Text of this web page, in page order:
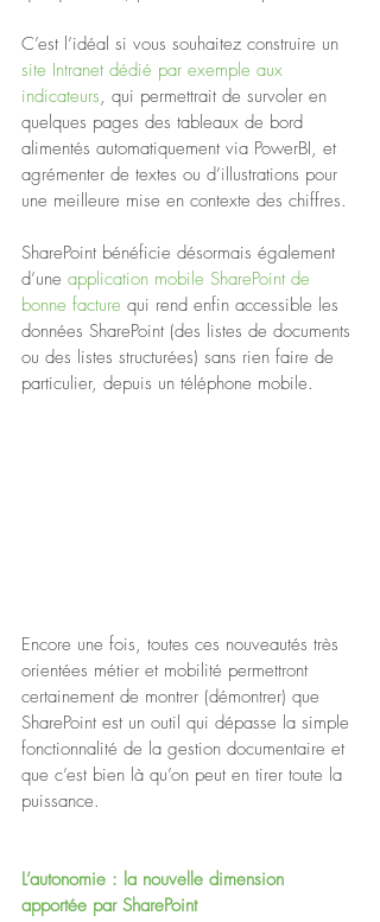
C’est l’idéal si vous souhaitez construire un
site Intranet dédié par exemple aux
indicateurs, qui permettrait de survoler en
quelques pages des tableaux de bord
alimentés automatiquement via PowerBI, et
agrémenter de textes ou d’illustrations pour
une meilleure mise en contexte des chiffres.
SharePoint bénéficie désormais également
d’une application mobile SharePoint de
bonne facture qui rend enfin accessible les
données SharePoint (des listes de documents
ou des listes structurées) sans rien faire de
particulier, depuis un téléphone mobile.
Encore une fois, toutes ces nouveautés très
orientées métier et mobilité permettront
certainement de montrer (démontrer) que
SharePoint est un outil qui dépasse la simple
fonctionnalité de la gestion documentaire et
que c’est bien là qu’on peut en tirer toute la
puissance.
L’autonomie : la nouvelle dimension
apportée par SharePoint